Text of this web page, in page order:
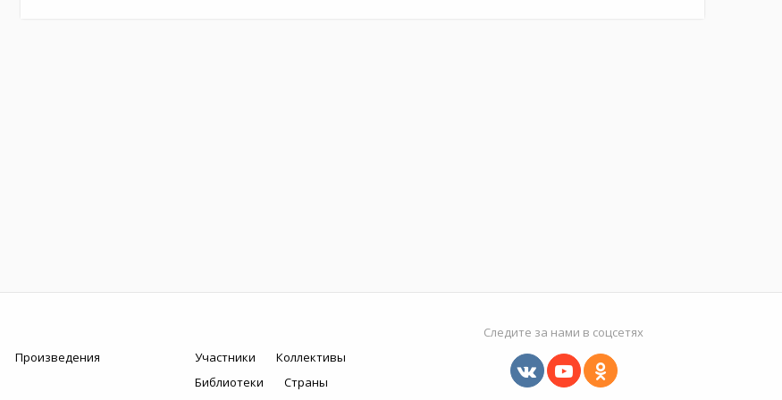
Произведения
Участники
Коллективы
Библиотеки
Страны
Следите за нами в соцсетях